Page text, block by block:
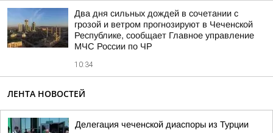
Два дня сильных дождей в сочетании с
грозой и ветром прогнозируют в Чеченской
Республике, сообщает Главное управление
МЧС России по ЧР
10:34
ЛЕНТА НОВОСТЕЙ
Делегация чеченской диаспоры из Турции